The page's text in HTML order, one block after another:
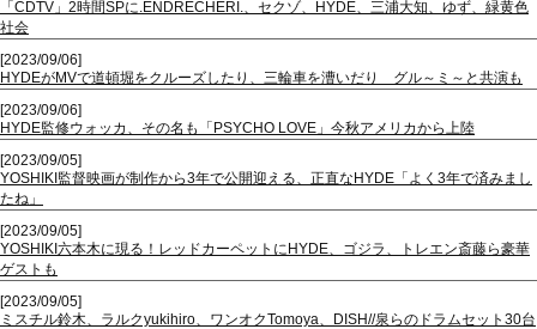
「CDTV」2時間SPに.ENDRECHERI.、セクゾ、HYDE、三浦大知、ゆず、緑黄色
社会
[2023/09/06]
HYDEがMVで道頓堀をクルーズしたり、三輪車を漕いだり グル～ミ～と共演も
[2023/09/06]
HYDE監修ウォッカ、その名も「PSYCHO LOVE」今秋アメリカから上陸
[2023/09/05]
YOSHIKI監督映画が制作から3年で公開迎える、正直なHYDE「よく3年で済みまし
たね」
[2023/09/05]
YOSHIKI六本木に現る！レッドカーペットにHYDE、ゴジラ、トレエン斎藤ら豪華
ゲストも
[2023/09/05]
ミスチル鈴木、ラルクyukihiro、ワンオクTomoya、DISH//泉らのドラムセット30台